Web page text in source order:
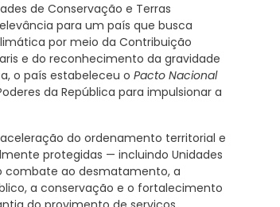
de Conservação e Terras
para um país que busca
por meio da Contribuição
e do reconhecimento da gravidade
o país estabeleceu o Pacto Nacional
da República para impulsionar a
do ordenamento territorial e
protegidas — incluindo Unidades
combate ao desmatamento, a
a conservação e o fortalecimento